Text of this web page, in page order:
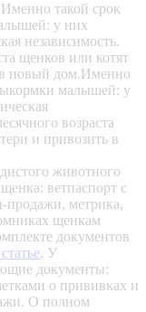
Именно такой срок
у них
независимость.
щенков или котят
новый дом.Именно
малышей: у
возраста
и привозить в
животного
ветпаспорт с
продажи, метрика,
щенкам
документов
. У
документы:
о прививках и
О полном